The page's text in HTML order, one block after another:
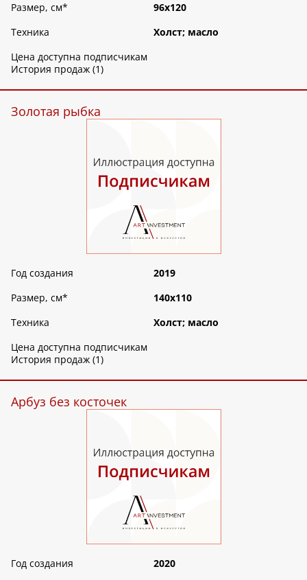
Размер, см*
96х120
Техника
Холст; масло
Цена доступна подписчикам
История продаж (1)
Золотая рыбка
Год создания
2019
Размер, см*
140х110
Техника
Холст; масло
Цена доступна подписчикам
История продаж (1)
Арбуз без косточек
Год создания
2020